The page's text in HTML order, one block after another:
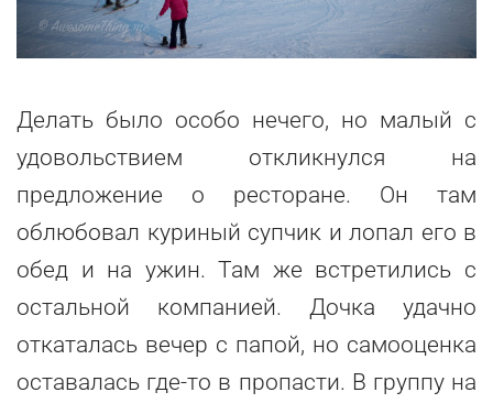
Делать было особо нечего, но малый с
удовольствием откликнулся на
предложение о ресторане. Он там
облюбовал куриный супчик и лопал его в
обед и на ужин. Там же встретились с
остальной компанией. Дочка удачно
откаталась вечер с папой, но самооценка
оставалась где-то в пропасти. В группу на